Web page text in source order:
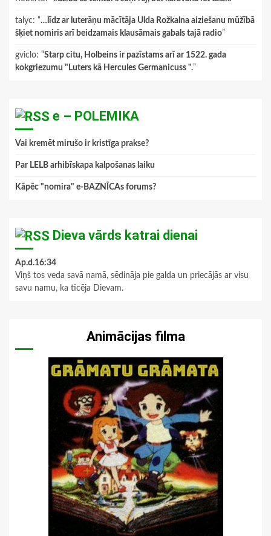
talyc: “…līdz ar luterāņu mācītāja Ulda Rožkalna aiziešanu mūžībā
šķiet nomiris arī beidzamais klausāmais gabals tajā radio”
gviclo: “Starp citu, Holbeins ir pazīstams arī ar 1522. gada
kokgriezumu "Luters kā Hercules Germanicuss ".”
e – POLEMIKA
Vai kremēt mirušo ir kristīga prakse?
Par LELB arhibīskapa kalpošanas laiku
Kāpēc "nomira" e-BAZNĪCAs forums?
Dieva vārds katrai dienai
Ap.d.16:34
Viņš tos veda savā namā, sēdināja pie galda un priecājās ar visu
savu namu, ka ticēja Dievam.
Animācijas filma